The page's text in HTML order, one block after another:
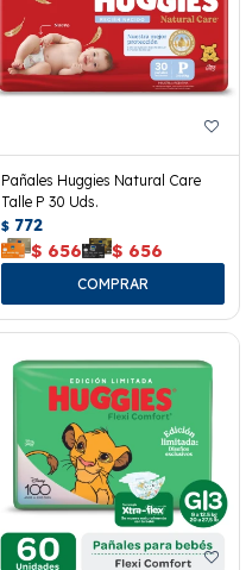
Pañales Huggies Natural Care
Talle P 30 Uds.
$ 772
$ 656 $ 656